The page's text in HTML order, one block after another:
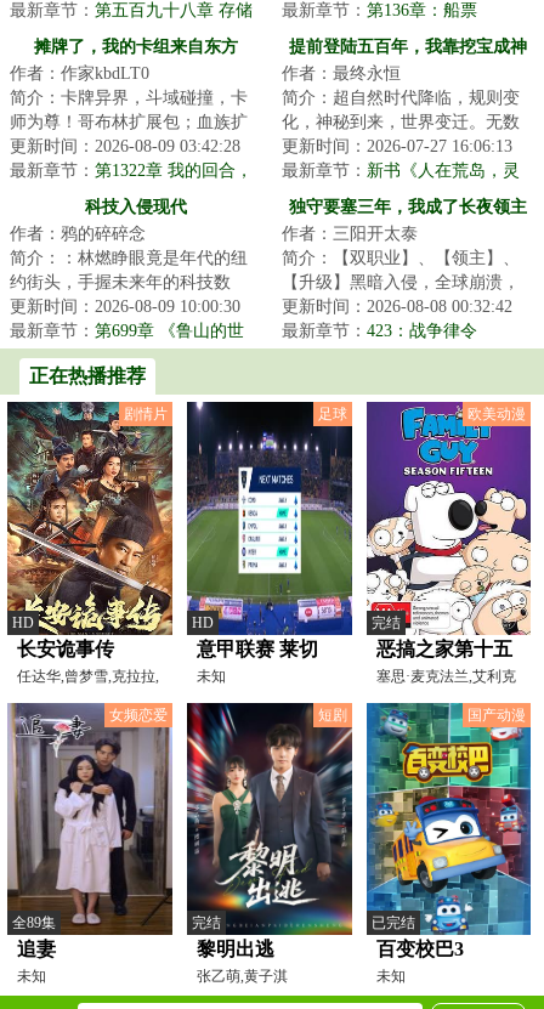
幸福城的幸存者...
最新章节： 第五百九十八章 存储
介质，宇宙生命！
在他拥有一...
最新章节： 第136章：船票
摊牌了，我的卡组来自东方
作者：作家kbdLT0
简介：卡牌异界，斗域碰撞，卡
师为尊！哥布林扩展包；血族扩
展包；巨龙扩展包.......而穿越来
此的陆承身...
更新时间：2026-08-09 03:42:28
最新章节： 第1322章 我的回合，
提前登陆五百年，我靠挖宝成神
作者：最终永恒
简介：超自然时代降临，规则变
化，神秘到来，世界变迁。无数
文明遗迹浮现于世，海量天材地
宝任人捡拾。激...
更新时间：2026-07-27 16:06:13
最新章节： 新书《人在荒岛，灵
气怎么复苏了？》以及515打折活
动
科技入侵现代
作者：鸦的碎碎念
简介：：林燃睁眼竟是年代的纽
约街头，手握未来年的科技数
据，却成了没有身份的“黑户”。他
不得不用一篇...
更新时间：2026-08-09 10:00:30
最新章节： 第699章 《鲁山的世
界》
独守要塞三年，我成了长夜领主
作者：三阳开太泰
简介：【双职业】、【领主】、
【升级】黑暗入侵，全球崩溃，
暗幕席卷光明，魔物吞噬人类。
林修作为一个外...
更新时间：2026-08-08 00:32:42
最新章节： 423：战争律令
正在热播推荐
剧情片
HD
长安诡事传
任达华,曾梦雪,克拉拉,
魏翔,淳于珊珊,祁圣
足球
HD
意甲联赛 莱切
VS拉齐奥
20241222
未知
欧美动漫
完结
恶搞之家第十五
季
塞思·麦克法兰,艾利克
斯·布诺斯町,赛斯·
女频恋爱
全89集
追妻
未知
短剧
完结
黎明出逃
张乙萌,黄子淇
国产动漫
已完结
百变校巴3
未知